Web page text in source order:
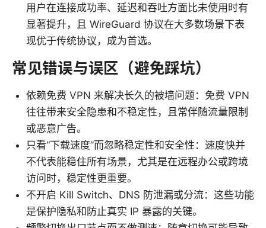
用户在连接成功率、延迟和吞吐方面比未使用时有
显著提升，且 WireGuard 协议在大多数场景下表
现优于传统协议，成为首选。
常见错误与误区（避免踩坑）
依赖免费 VPN 来解决长久的被墙问题：免费 VPN
往往带来安全隐患和不稳定性，且常伴随流量限制
或恶意广告。
只看“下载速度”而忽略稳定性和安全性：速度快并
不代表能稳住所有场景，尤其是在远程办公或跨境
访问时，稳定性更重要。
不开启 Kill Switch、DNS 防泄漏或分流：这些功能
是保护隐私和防止真实 IP 暴露的关键。